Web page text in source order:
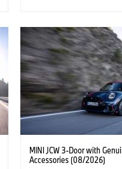
MINI JCW 3-Door with
Accessories (08/2026)